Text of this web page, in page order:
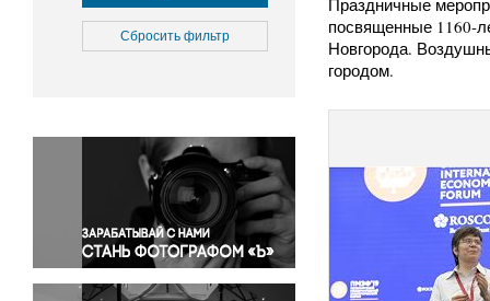
Культура
Медицина
Окружающая среда
Политика
Правосудие
Происшествия и конфликты
Религия
Светская жизнь
Сбросить фильтр
Праздничные
посвященные 1160-
Новгорода.
городом.